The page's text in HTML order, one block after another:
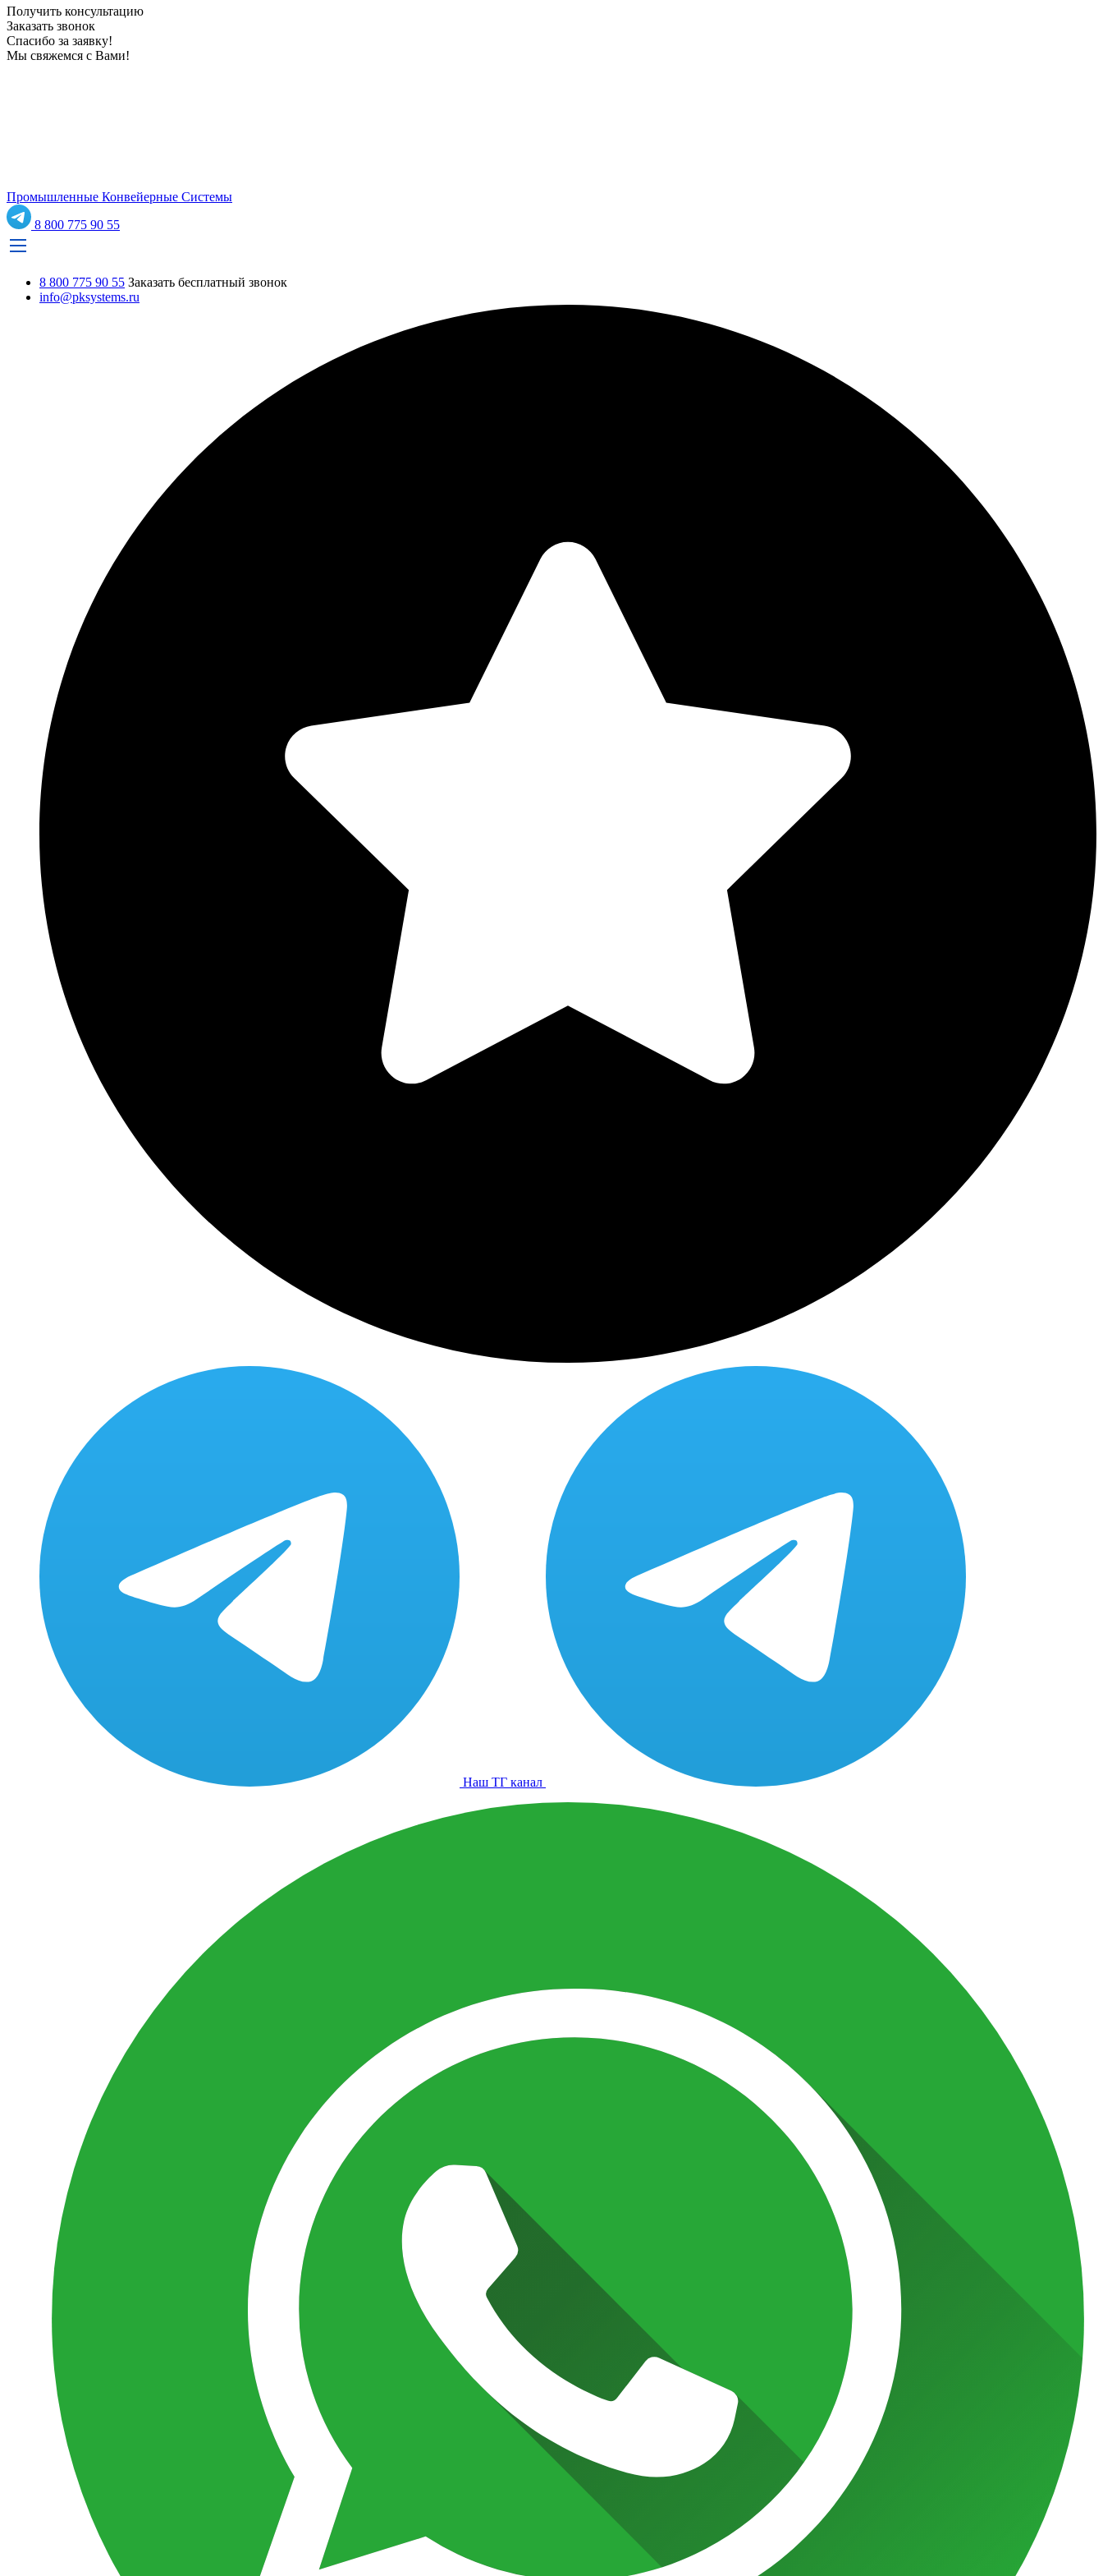
Получить консультацию
Заказать звонок
Спасибо за заявку!
Мы свяжемся с Вами!
Промышленные Конвейерные Системы
8 800 775 90 55
8 800 775 90 55 Заказать бесплатный звонок
info@pksystems.ru
Наш ТГ канал